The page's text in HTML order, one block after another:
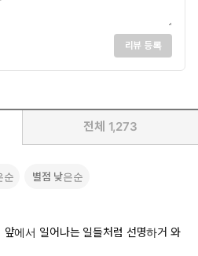
리뷰 등록
전체 1,273
순 별점 낮은순
에서 일어나는 일들처럼 선명하거 와